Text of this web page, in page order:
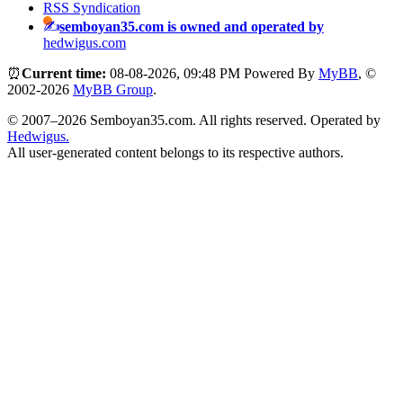
RSS Syndication
semboyan35.com is owned and operated by
hedwigus.com
⏰Current time: 08-08-2026, 09:48 PM Powered By MyBB, ©
2002-2026 MyBB Group.
© 2007–2026 Semboyan35.com. All rights reserved. Operated by
Hedwigus.
All user-generated content belongs to its respective authors.